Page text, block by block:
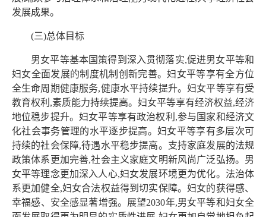
发展成果。
(三)总体目标
男女平等基本国策得到深入贯彻落实,促进男女平等和
妇女全面发展的制度机制创新完善。妇女平等享有全方位
全生命周期健康服务,健康水平持续提升。妇女平等享有受
教育权利,素质能力持续提高。妇女平等享有经济权益,经济
地位稳步提升。妇女平等享有政治权利,参与国家和经济文
化社会事务管理的水平逐步提高。妇女平等享有多层次可
持续的社会保障,待遇水平稳步提高。支持家庭发展的法规
政策体系更加完善,社会主义家庭文明新风尚广泛弘扬。男
女平等理念更加深入人心,妇女发展环境更为优化。法治体
系更加健全,妇女合法权益得到切实保障。妇女的获得感、
幸福感、安全感显著增强。展望2030年,男女平等和妇女全